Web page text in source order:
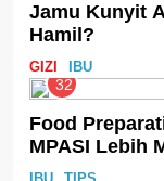
Jamu Kunyit
Hamil?
GIZI IBU
32
Food
MPASI Lebih